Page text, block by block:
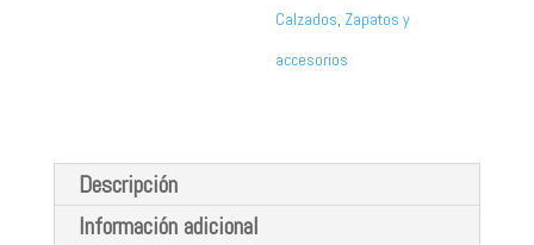
cantidad
Calzados, Zapatos y
accesorios
Descripción
Información adicional